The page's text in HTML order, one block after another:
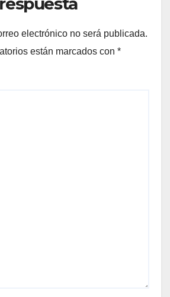
electrónico no será publicada.
están marcados con *